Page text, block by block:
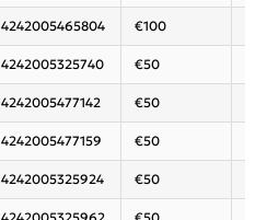
4242005465804 €100
4242005325740 €50
4242005477142 €50
4242005477159 €50
4242005325924 €50